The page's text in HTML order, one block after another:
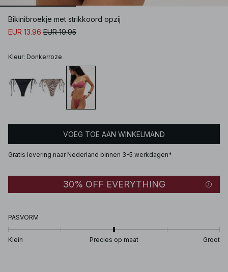
Bikinibroekje met strikkoord opzij
EUR 13.96 EUR 19.95
Kleur: Donkerroze
VOEG TOE AAN WINKELMAND
Gratis levering naar Nederland binnen 3-5 werkdagen*
30% OFF EVERYTHING
PASVORM
Klein Precies op maat Groot